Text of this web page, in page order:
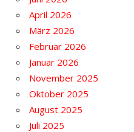
April 2026
März 2026
Februar 2026
Januar 2026
November 2025
Oktober 2025
August 2025
Juli 2025